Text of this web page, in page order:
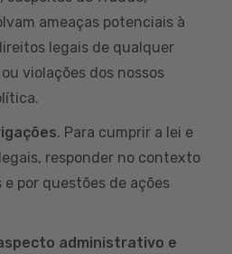
ameaças potenciais à
legais de qualquer
violações dos nossos
. Para cumprir a lei e
responder no contexto
e por questões de ações
administrativo e